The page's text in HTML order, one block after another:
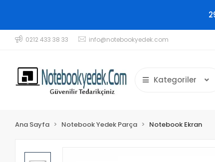
0212 433 38 33 info@notebookyedek.com
Kategoriler
Ana Sayfa Notebook Yedek Parça Notebook Ekran